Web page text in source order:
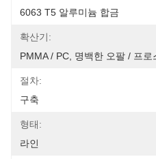
6063 T5 알루미늄 합금
확산기:
PMMA / PC, 명백한 오팔 / 프로
절차:
구축
형태:
라인